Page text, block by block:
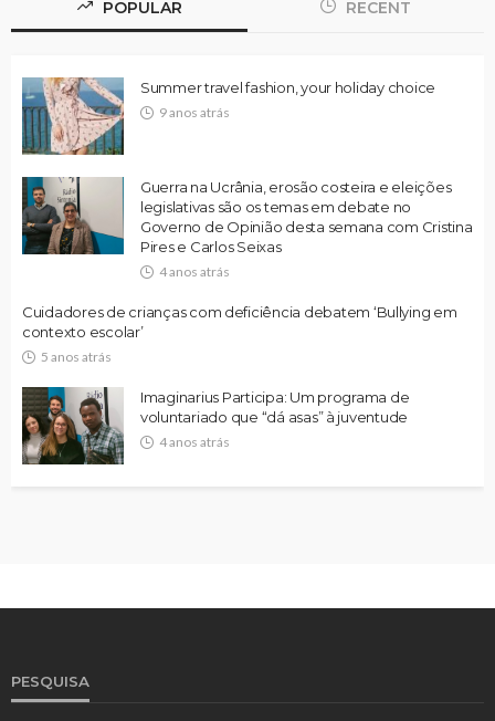
POPULAR RECENT
Summer travel fashion, your holiday choice
9 anos atrás
Guerra na Ucrânia, erosão costeira e eleições
legislativas são os temas em debate no
Governo de Opinião desta semana com Cristina
Pires e Carlos Seixas
4 anos atrás
Cuidadores de crianças com deficiência debatem ‘Bullying em
contexto escolar’
5 anos atrás
Imaginarius Participa: Um programa de
voluntariado que “dá asas” à juventude
4 anos atrás
PESQUISA